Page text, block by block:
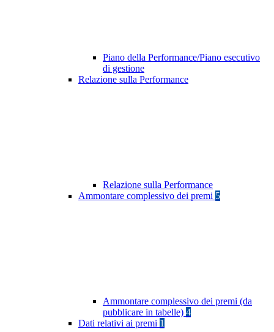
Piano della Performance/Piano esecutivo
di gestione
Relazione sulla Performance
Relazione sulla Performance
Ammontare complessivo dei premi 5
Ammontare complessivo dei premi (da
pubblicare in tabelle) 4
Dati relativi ai premi 1